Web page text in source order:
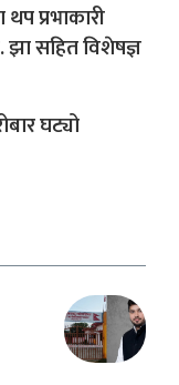
प्रभाकारी
झा सहित विशेषज्ञ
घट्यो